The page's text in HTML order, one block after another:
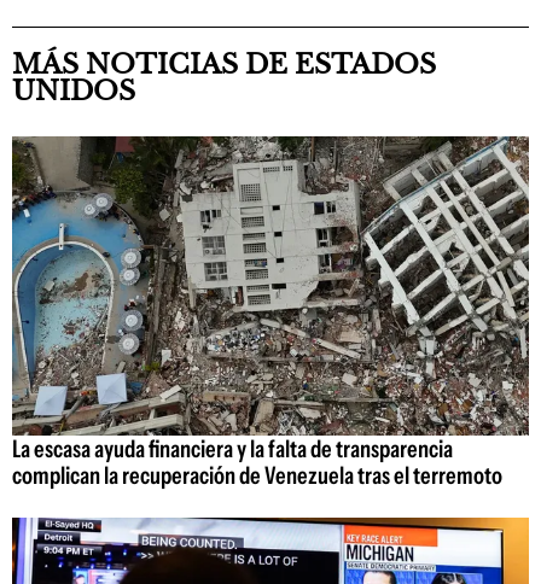
MÁS NOTICIAS DE ESTADOS
UNIDOS
La escasa ayuda financiera y la falta de transparencia
complican la recuperación de Venezuela tras el terremoto